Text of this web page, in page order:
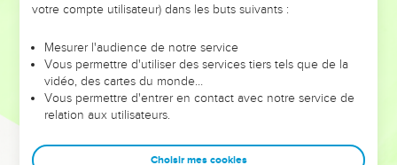
leur foi ou leur vision. Mais on voit moins les doutes, les erreurs
et les saisons difficiles qu'ils ont traversés, alors même que ce
sont elles qui les ont façonnés.
Dans cette conférence, leaders, entrepreneurs, et responsables
clés pour avancer avec plus de sagesse afin que leurs erreurs
votre compte utilisateur) dans les buts suivants :
Mesurer l'audience de notre service
Vous permettre d'utiliser des services tiers tels que de la
vidéo, des cartes du monde…
Vous permettre d'entrer en contact avec notre service de
relation aux utilisateurs.
Choisir mes cookies